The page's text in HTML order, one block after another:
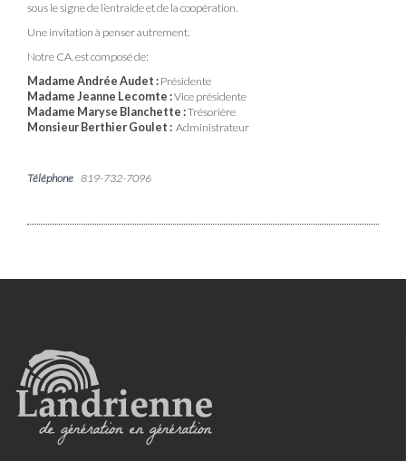
sous le signe de l’entraide et de la coopération.
Une invitation à penser autrement.
Notre CA. est composé de:
Madame Andrée Audet : Présidente
Madame Jeanne Lecomte :Vice présidente
Madame Maryse Blanchette :Trésorière
Monsieur Berthier Goulet : Administrateur
Téléphone 819-732-7096